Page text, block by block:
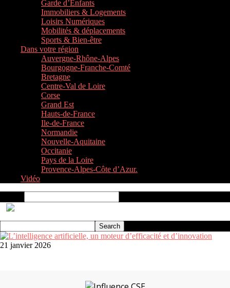
Garde d’Enfants
Immobiliers & Logements
Loisirs Numériques
Mobilités & déplacements
Sports & Bien-être
Dans votre région
Auvergne-Rhône-Alpes
Bourgogne-Franche-Comté
Bretagne
Centre-Val de Loire
Corse
Grand Est
Hauts-de-France
Ile-de-France
Normandie
Nouvelle-Aquitaine
Occitanie
Pays de la Loire
Provence-Alpes-Côte d’Azur.
Vidéo
21 janvier 2026